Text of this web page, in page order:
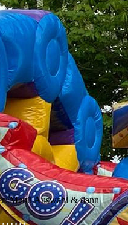
Menü Auswahl & dann